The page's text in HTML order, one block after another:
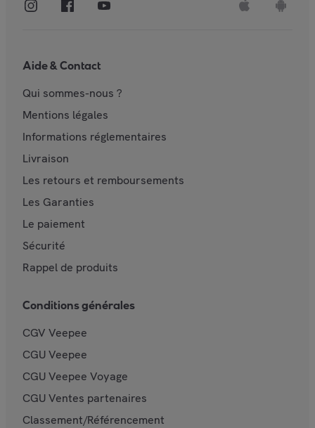
Aide & Contact
Qui sommes-nous ?
Mentions légales
Informations réglementaires
Livraison
Les retours et remboursements
Les Garanties
Le paiement
Sécurité
Rappel de produits
Conditions générales
CGV Veepee
CGU Veepee
CGU Veepee Voyage
CGU Ventes partenaires
Classement/Référencement